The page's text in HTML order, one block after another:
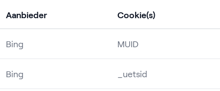
Aanbieder Cookie(s)
Bing MUID
Bing _uetsid